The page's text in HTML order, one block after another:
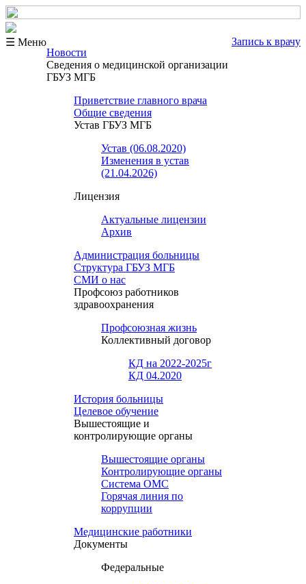
☰ Меню
Запись к врачу
Новости
Сведения о медицинской организации
ГБУЗ МГБ
Приветствие главного врача
Общие сведения
Устав ГБУЗ МГБ
Устав (06.08.2020)
Изменения в устав
(21.04.2026)
Лицензия
Актуальные лицензии
Архив
Администрация больницы
Структура ГБУЗ МГБ
СМИ о нас
Профсоюз работников
здравоохранения
Профсоюзная жизнь
Коллективный договор
КД на 2022-2025г
КД 04.2020
История больницы
Целевое обучение
Вышестоящие и
контролирующие органы
Вышестоящие органы
Контролирующие органы
Система ОМС
Горячая линия по
коррупции
Медицинские работники
Документы
Федеральные